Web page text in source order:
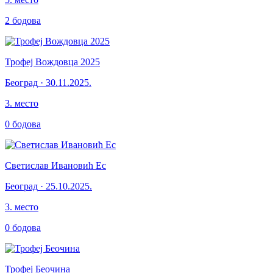
2 бодова
Трофеј Вождовца 2025
Београд · 30.11.2025.
3. место
0 бодова
Светислав Ивановић Ес
Београд · 25.10.2025.
3. место
0 бодова
Трофеј Беочина